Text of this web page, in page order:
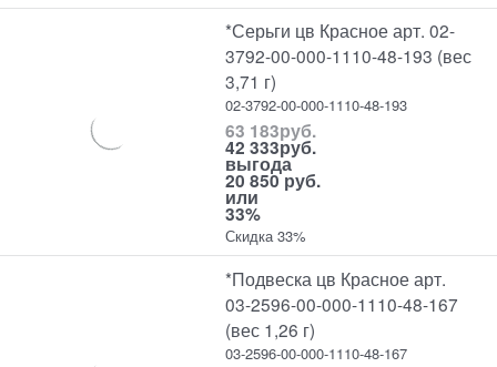
*Серьги цв Красное арт. 02-
3792-00-000-1110-48-193 (вес
3,71 г)
02-3792-00-000-1110-48-193
63 183руб.
42 333руб.
выгода
20 850 руб.
или
33%
Скидка 33%
*Подвеска цв Красное арт.
03-2596-00-000-1110-48-167
(вес 1,26 г)
03-2596-00-000-1110-48-167